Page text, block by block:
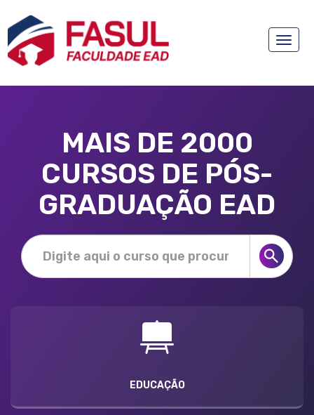
Toggle
MAIS DE 2000
CURSOS DE PÓS-
GRADUAÇÃO EAD
EDUCAÇÃO